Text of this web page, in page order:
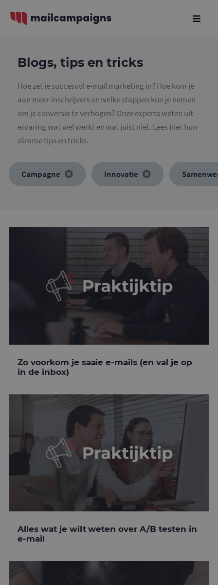
Blogs, tips en tricks
Hoe zet je succesvol e-mail marketing in? Hoe kom je
aan meer inschrijvers en welke stappen kun je nemen
om je conversie te verhogen? Onze experts weten uit
ervaring wat wel werkt en wat juist niet. Lees hier hun
slimme tips en tricks.
Campagne Innovatie
Zo voorkom je saaie e-mails (en val je op
in de inbox)
Alles wat je wilt weten over A/B testen in
e-mail